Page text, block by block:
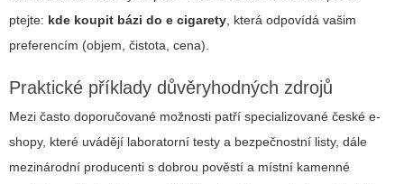
ptejte: kde koupit bázi do e cigarety, která odpovídá vašim
preferencím (objem, čistota, cena).
Praktické příklady důvěryhodných zdrojů
Mezi často doporučované možnosti patří specializované české e-
shopy, které uvádějí laboratorní testy a bezpečnostní listy, dále
mezinárodní producenti s dobrou pověstí a místní kamenné